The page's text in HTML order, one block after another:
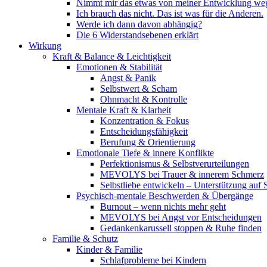
Nimmt mir das etwas von meiner Entwicklung
Ich brauch das nicht. Das ist was für die Anderen.
Werde ich dann davon abhängig?
Die 6 Widerstandsebenen erklärt
Wirkung
Kraft & Balance & Leichtigkeit
Emotionen & Stabilität
Angst & Panik
Selbstwert & Scham
Ohnmacht & Kontrolle
Mentale Kraft & Klarheit
Konzentration & Fokus
Entscheidungsfähigkeit
Berufung & Orientierung
Emotionale Tiefe & innere Konflikte
Perfektionismus & Selbstverurteilungen
MEVOLYS bei Trauer & innerem Schmerz
Selbstliebe entwickeln – Unterstützung auf
Psychisch-mentale Beschwerden & Übergänge
Burnout – wenn nichts mehr geht
MEVOLYS bei Angst vor Entscheidungen
Gedankenkarussell stoppen & Ruhe finden
Familie & Schutz
Kinder & Familie
Schlafprobleme bei Kindern